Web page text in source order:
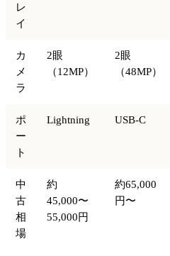
レ
イ
カ
メ
ラ
2眼
（12MP）
2眼
（48MP）
ポ
ー
ト
Lightning USB-C
中
古
相
場
約
45,000〜
55,000円
約65,000
円〜